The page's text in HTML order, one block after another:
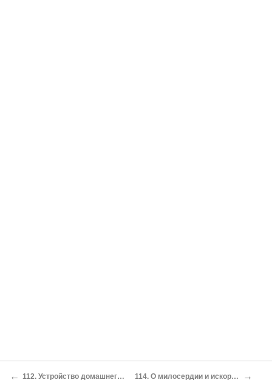
← 112. Устройство домашнего жития по монастырски 114. О милосердии и искоренении дурных качеств →